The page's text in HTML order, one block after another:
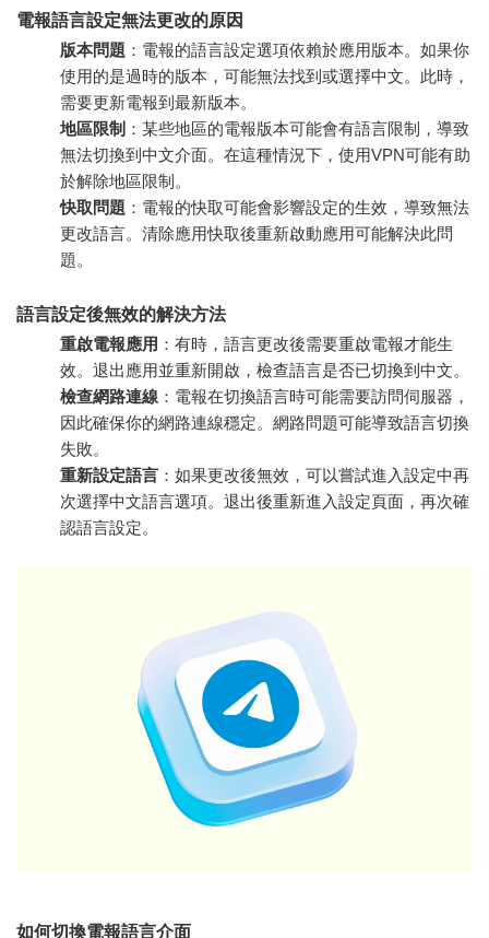
電報語言設定無法更改的原因
版本問題 ：電報的語言設定選項依賴於應用版本。如果你
使用的是過時的版本，可能無法找到或選擇中文。此時，
需要更新電報到最新版本。
地區限制 ：某些地區的電報版本可能會有語言限制，導致
無法切換到中文介面。在這種情況下，使用VPN可能有助
於解除地區限制。
快取問題 ：電報的快取可能會影響設定的生效，導致無法
更改語言。清除應用快取後重新啟動應用可能解決此問
題。
語言設定後無效的解決方法
重啟電報應用 ：有時，語言更改後需要重啟電報才能生
效。退出應用並重新開啟，檢查語言是否已切換到中文。
檢查網路連線 ：電報在切換語言時可能需要訪問伺服器，
因此確保你的網路連線穩定。網路問題可能導致語言切換
失敗。
重新設定語言 ：如果更改後無效，可以嘗試進入設定中再
次選擇中文語言選項。退出後重新進入設定頁面，再次確
認語言設定。
如何切換電報語言介面